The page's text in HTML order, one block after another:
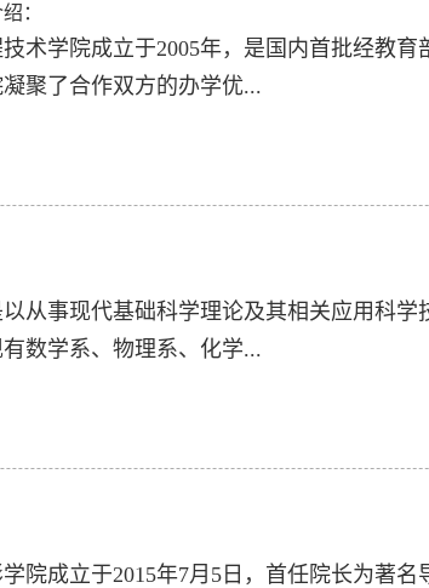
：
技术学院成立于2005年，是国内首批经教
聚了合作双方的办学优...
以从事现代基础科学理论及其相关应用科
数学系、物理系、化学...
学院成立于2015年7月5日，首任院长为著